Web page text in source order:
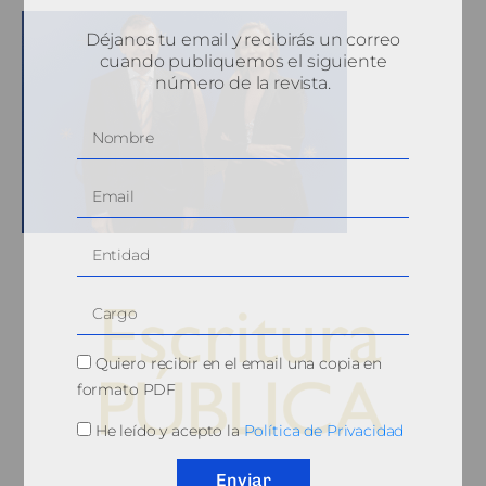
Déjanos tu email y recibirás un correo
cuando publiquemos el siguiente
número de la revista.
Quiero recibir en el email una copia en
formato PDF
He leído y acepto laPolítica de Privacidad
Enviar